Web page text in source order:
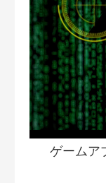
ゲームア